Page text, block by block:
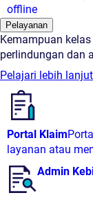
offline
Pelayanan
Kemampuan
perlindungan dan
Pelajari lebih lanjut
Portal Klaim
layanan atau
Admin